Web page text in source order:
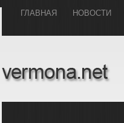
ГЛАВHАЯ НОВОСТИ